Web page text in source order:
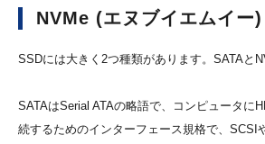
NVMe (エヌブイエムイー)
SSDには大きく2つ種類があります。SATAと
SATAはSerial ATAの略語で、コンピュータに
続するためのインターフェース規格で、SCSI